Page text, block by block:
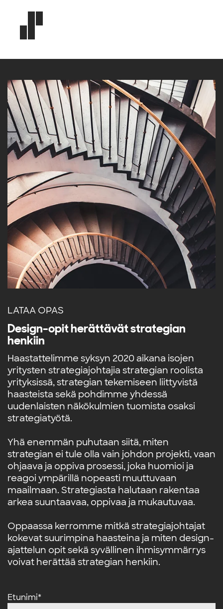
LATAA OPAS
Design-opit herättävät strategian
henkiin
Haastattelimme syksyn 2020 aikana isojen
yritysten strategiajohtajia strategian roolista
yrityksissä, strategian tekemiseen liittyvistä
haasteista sekä pohdimme yhdessä
uudenlaisten näkökulmien tuomista osaksi
strategiatyötä.
Yhä enemmän puhutaan siitä, miten
strategian ei tule olla vain johdon projekti, vaan
ohjaava ja oppiva prosessi, joka huomioi ja
reagoi ympärillä nopeasti muuttuvaan
maailmaan. Strategiasta halutaan rakentaa
arkea suuntaavaa, oppivaa ja mukautuvaa.
Oppaassa kerromme mitkä strategiajohtajat
kokevat suurimpina haasteina ja miten design-
ajattelun opit sekä syvällinen ihmisymmärrys
voivat herättää strategian henkiin.
Etunimi*